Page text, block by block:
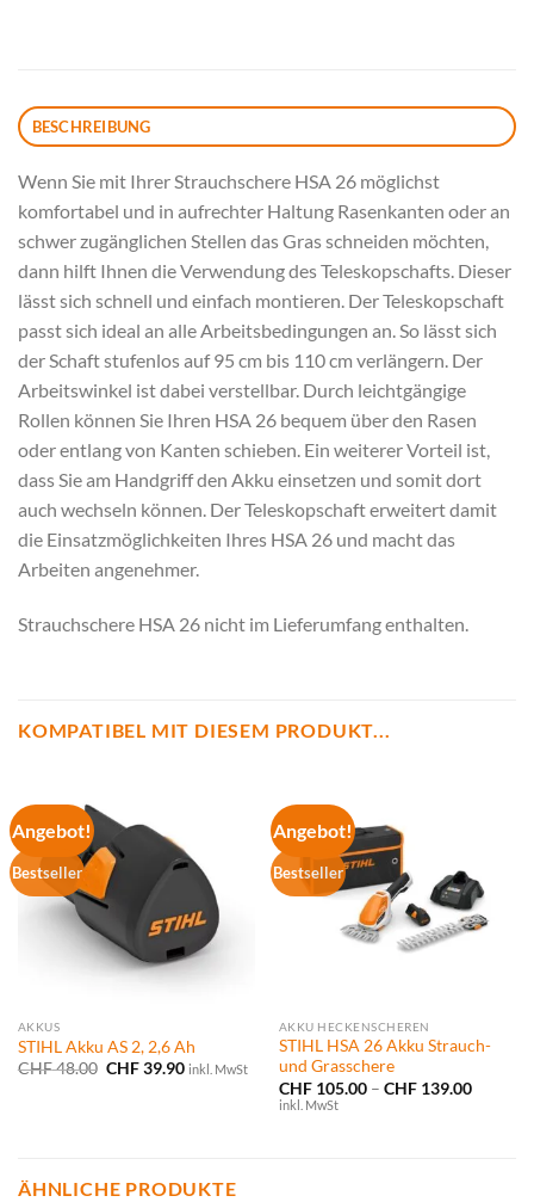
BESCHREIBUNG
Wenn Sie mit Ihrer Strauchschere HSA 26 möglichst
komfortabel und in aufrechter Haltung Rasenkanten oder an
schwer zugänglichen Stellen das Gras schneiden möchten,
dann hilft Ihnen die Verwendung des Teleskopschafts. Dieser
lässt sich schnell und einfach montieren. Der Teleskopschaft
passt sich ideal an alle Arbeitsbedingungen an. So lässt sich
der Schaft stufenlos auf 95 cm bis 110 cm verlängern. Der
Arbeitswinkel ist dabei verstellbar. Durch leichtgängige
Rollen können Sie Ihren HSA 26 bequem über den Rasen
oder entlang von Kanten schieben. Ein weiterer Vorteil ist,
dass Sie am Handgriff den Akku einsetzen und somit dort
auch wechseln können. Der Teleskopschaft erweitert damit
die Einsatzmöglichkeiten Ihres HSA 26 und macht das
Arbeiten angenehmer.
Strauchschere HSA 26 nicht im Lieferumfang enthalten.
KOMPATIBEL MIT DIESEM PRODUKT...
Angebot!
Bestseller
AKKUS
STIHL Akku AS 2, 2,6 Ah
CHF48.00 Ursprünglicher
CHF39.90Aktueller
inkl. MwSt
Angebot!
Bestseller
AKKU HECKENSCHEREN
STIHL HSA 26 Akku Strauch-
und Grasschere
CHF105.00 – CHF139.00
inkl. MwSt
ÄHNLICHE PRODUKTE